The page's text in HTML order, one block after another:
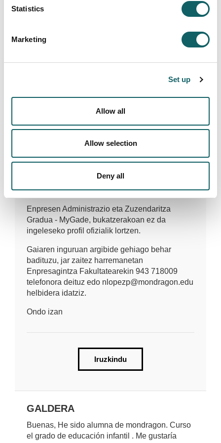
Statistics
Marketing
Set up
Allow all
Allow selection
Deny all
Egun on.
Enpresen Administrazio eta Zuzendaritza
Gradua - MyGade, bukatzerakoan ez da
ingeleseko profil ofizialik lortzen.
Gaiaren inguruan argibide gehiago behar
badituzu, jar zaitez harremanetan
Enpresagintza Fakultatearekin 943 718009
telefonora deituz edo nlopezp@mondragon.edu
helbidera idatziz.
Ondo izan
Iruzkindu
GALDERA
Buenas, He sido alumna de mondragon. Curso
el grado de educación infantil . Me gustaría